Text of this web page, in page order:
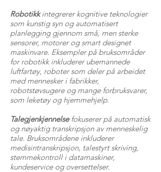
Robotikkintegrerer kognitive teknologier
som kunstig syn og automatisert
planlegging gjennom små, men sterke
sensorer, motorer og smart designet
maskinvare. Eksempler på bruksområder
for robotikk inkluderer ubemannede
luftfartøy, roboter som deler på arbeidet
med mennesker i fabrikker,
robotstøvsugere og mange forbruksvarer,
som leketøy og hjemmehjelp.
Talegjenkjennelsefokuserer på automatisk
og nøyaktig transkripsjon av menneskelig
tale. Bruksområdene inkluderer
medisintranskripsjon, talestyrt skriving,
stemmekontroll i datamaskiner,
kundeservice og oversettelser.